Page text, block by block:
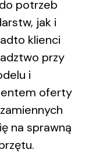
potrzeb
jak i
klienci
przy
i
oferty
na sprawną